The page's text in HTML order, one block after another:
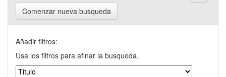
Comenzar nueva busqueda
Añadir filtros:
Usa los filtros para afinar la busqueda.